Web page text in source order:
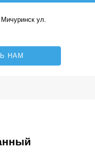
Мичуринск ул.
НАМ